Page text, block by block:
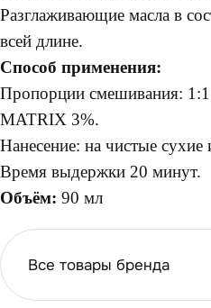
Разглаживающие масла в
всей длине.
Способ применения:
Пропорции смешивания: 1:1
MATRIX 3%.
Нанесение: на чистые
Время выдержки 20 минут.
Объём: 90 мл
Все товары бренда